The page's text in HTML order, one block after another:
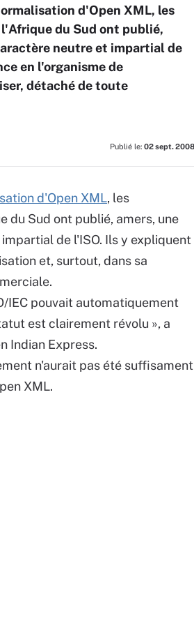
d'Open XML, les
du Sud ont publié,
neutre et impartial de
en l'organisme de
détaché de toute
Publié le: 02 sept. 2008
d'Open XML, les
du Sud ont publié, amers, une
de l'ISO. Ils y expliquent
et, surtout, dans sa
IEC pouvait automatiquement
est clairement révolu », a
Indian Express.
n'aurait pas été suffisament
XML.